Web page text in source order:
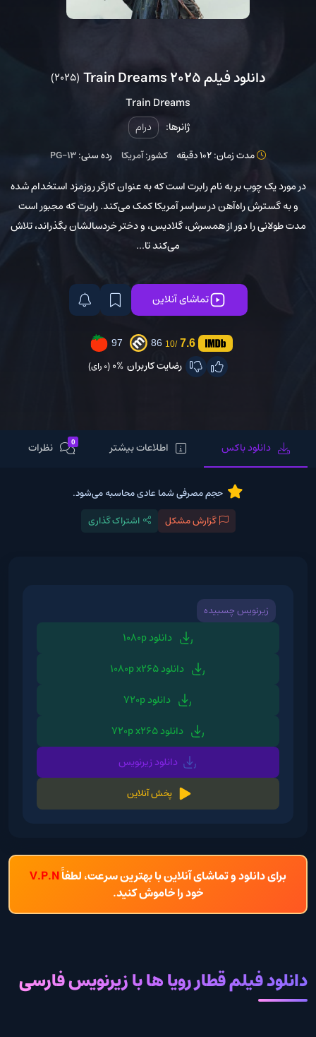
دانلود فیلم Train Dreams 2025 (2025)
Train Dreams
ژانرها: درام
مدت زمان: 102 دقیقه کشور:آمریکا رده سنی:PG-13
در مورد یک چوب بر به نام رابرت است که به عنوان کارگر روزمزد استخدام شده
و به گسترش راه‌آهن در سراسر آمریکا کمک می‌کند. رابرت که مجبور است
مدت طولانی را دور از همسرش، گلادیس، و دختر خردسالشان بگذراند، تلاش
می‌کند تا...
تماشای آنلاین
7.6
/10
86
97
رضایت کاربران 0%(0 رای)
دانلود باکس اطلاعات بیشتر 0 نظرات
حجم مصرفی شما عادی محاسبه می‌شود.
گزارش مشکل
اشتراک گذاری
زیرنویس چسبیده
دانلود 1080p
دانلود 1080p x265
دانلود 720p
دانلود 720p x265
دانلود زیرنویس
پخش آنلاین
برای دانلود و تماشای آنلاین با بهترین سرعت، لطفاًV.P.N
خود را خاموش کنید.
دانلود فیلم قطار رویا ها با زیرنویس فارسی